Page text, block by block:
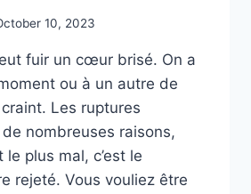
10, 2023
fuir un cœur brisé. On a
ou à un autre de
Les ruptures
nombreuses raisons,
plus mal, c’est le
rejeté. Vous vouliez être